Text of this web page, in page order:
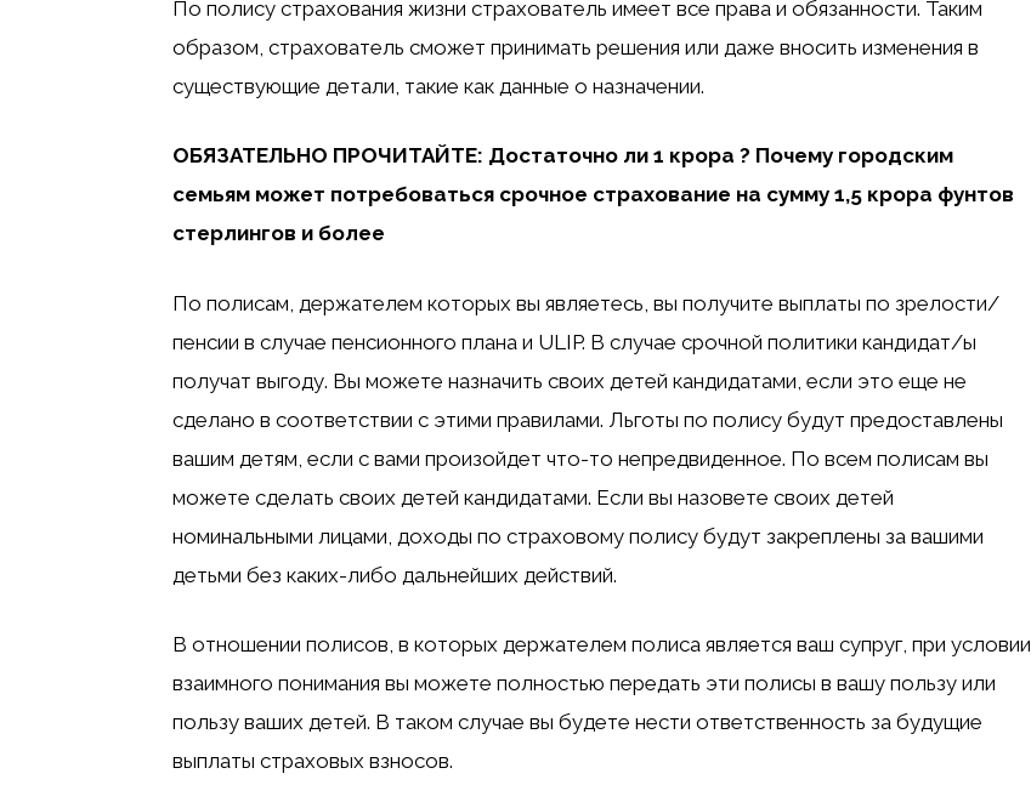
По полису страхования жизни страхователь имеет все права и обязанности. Таким
образом, страхователь сможет принимать решения или даже вносить изменения в
существующие детали, такие как данные о назначении.
ОБЯЗАТЕЛЬНО ПРОЧИТАЙТЕ: Достаточно ли 1 крора ₹? Почему городским
семьям может потребоваться срочное страхование на сумму 1,5 крора фунтов
стерлингов и более
По полисам, держателем которых вы являетесь, вы получите выплаты по зрелости/
пенсии в случае пенсионного плана и ULIP. В случае срочной политики кандидат/ы
получат выгоду. Вы можете назначить своих детей кандидатами, если это еще не
сделано в соответствии с этими правилами. Льготы по полису будут предоставлены
вашим детям, если с вами произойдет что-то непредвиденное. По всем полисам вы
можете сделать своих детей кандидатами. Если вы назовете своих детей
номинальными лицами, доходы по страховому полису будут закреплены за вашими
детьми без каких-либо дальнейших действий.
В отношении полисов, в которых держателем полиса является ваш супруг, при условии
взаимного понимания вы можете полностью передать эти полисы в вашу пользу или
пользу ваших детей. В таком случае вы будете нести ответственность за будущие
выплаты страховых взносов.